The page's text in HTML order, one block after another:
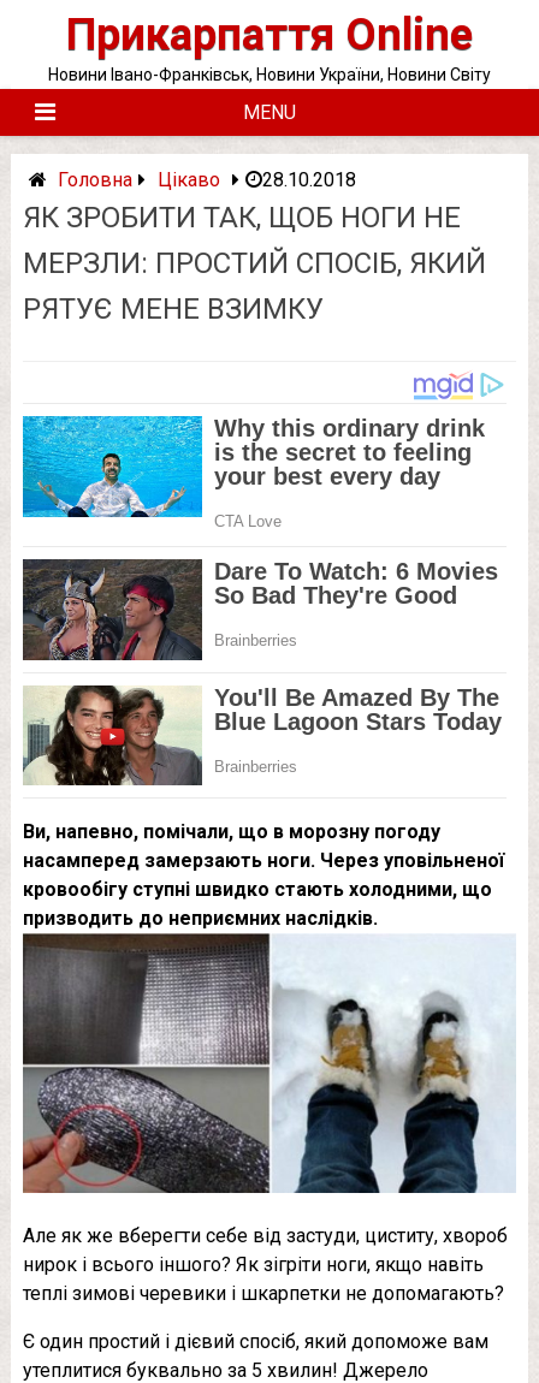
Прикарпаття Online
Новини Івано-Франківськ, Новини України, Новини Світу
MENU
Головна Цікаво 28.10.2018
ЯК ЗРОБИТИ ТАК, ЩОБ НОГИ НЕ
МЕРЗЛИ: ПРОСТИЙ СПОСІБ, ЯКИЙ
РЯТУЄ МЕНЕ ВЗИМКУ
Ви, напевно, помічали, що в морозну погоду
насамперед замерзають ноги. Через уповільненої
кровообігу ступні швидко стають холодними, що
призводить до неприємних наслідків.
Але як же вберегти себе від застуди, циститу, хвороб
нирок і всього іншого? Як зігріти ноги, якщо навіть
теплі зимові черевики і шкарпетки не допомагають?
Є один простий і дієвий спосіб, який допоможе вам
утеплитися буквально за 5 хвилин! Джерело